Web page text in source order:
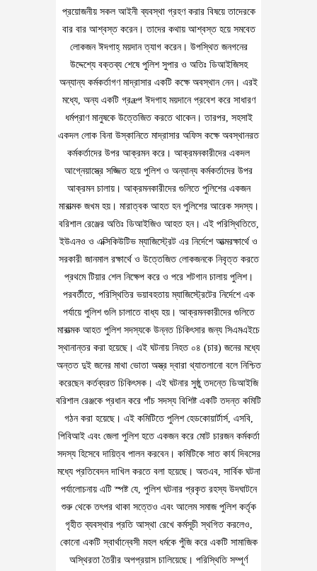
প্রয়োজনীয় সকল আইনী ব্যবস্থা গ্রহণ করার বিষয়ে তাদেরকে
বার বার আশ্বস্ত করেন। তাদের কথায় আশ্বস্ত হয়ে সমবেত
লোকজন ঈদগাহ্ ময়দান ত্যাগ করেন। উপস্থিত জনগনের
উদ্দেশ্যে বক্তব্য শেষে পুলিশ সুপার ও অতিঃ ডিআইজিসহ
অন্যান্য কর্মকর্তাগণ মাদ্রাসার একটি কক্ষে অবস্থান নেন। এরই
মধ্যে, অন্য একটি গ্রæপ ঈদগাহ ময়দানে প্রবেশ করে সাধারণ
ধর্মপ্রাণ মানুষকে উত্তেজিত করতে থাকেন। তারপর, সহসাই
একদল লোক বিনা উস্কানিতে মাদ্রাসার অফিস কক্ষে অবস্থানরত
কর্মকর্তাদের উপর আক্রমন করে। আক্রমনকারীদের একদল
আগ্নেয়াস্ত্রে সজ্জিত হয়ে পুলিশ ও অন্যান্য কর্মকর্তাদের উপর
আক্রমন চালায়। আক্রমনকারীদের গুলিতে পুলিশের একজন
মারাত্মক জখম হয়। মারাত্বক আহত হন পুলিশের আরেক সদস্য।
বরিশাল রেঞ্জের অতিঃ ডিআইজিও আহত হন। এই পরিস্থিতিতে,
ইউএনও ও এক্সিকিউটিভ ম্যাজিস্ট্রেট এর নির্দেশে আত্মরক্ষার্থে ও
সরকারী জানমাল রক্ষার্থে ও উত্তেজিত লোকজনকে নিবৃত্ত করতে
প্রথমে টিয়ার শেল নিক্ষেপ করে ও পরে শটগান চালায় পুলিশ।
পরবর্তীতে, পরিস্থিতির ভয়াবহতায় ম্যাজিস্ট্রেটের নির্দেশে এক
পর্যায়ে পুলিশ গুলি চালাতে বাধ্য হয়। আক্রমনকারীদের গুলিতে
মারাত্মক আহত পুলিশ সদস্যকে উন্নত চিকিৎসার জন্য সিএমএইচে
স্থানান্তর করা হয়েছে। এই ঘটনায় নিহত ০৪ (চার) জনের মধ্যে
অন্তত দুই জনের মাথা ভোতা অস্ত্র দ্বারা থ্যাতলানো বলে নিশ্চিত
করেছেন কর্তব্যরত চিকিৎসক। এই ঘটনার সুষ্ঠু তদন্তে ডিআইজি
বরিশাল রেঞ্জকে প্রধান করে পাঁচ সদস্য বিশিষ্ট একটি তদন্ত কমিটি
গঠন করা হয়েছে। এই কমিটিতে পুলিশ হেডকোয়ার্টার্স, এসবি,
পিবিআই এবং জেলা পুলিশ হতে একজন করে মোট চারজন কর্মকর্তা
সদস্য হিসেবে দায়িত্ব পালন করবেন। কমিটিকে সাত কার্য দিবসের
মধ্যে প্রতিবেদন দাখিল করতে বলা হয়েছে। অতএব, সার্বিক ঘটনা
পর্যালোচনায় এটি স্পষ্ট যে, পুলিশ ঘটনার প্রকৃত রহস্য উদঘাটনে
শুরু থেকে তৎপর থাকা সত্তেও এবং আলেম সমাজ পুলিশ কর্তৃক
গৃহীত ব্যবস্থার প্রতি আস্থা রেখে কর্মসূচী স্থগিত করলেও,
কোনো একটি স্বার্থান্বেসী মহল ধর্মকে পুঁজি করে একটি সামাজিক
অস্থিরতা তৈরীর অপপ্রয়াস চালিয়েছে। পরিস্থিতি সম্পূর্ণ